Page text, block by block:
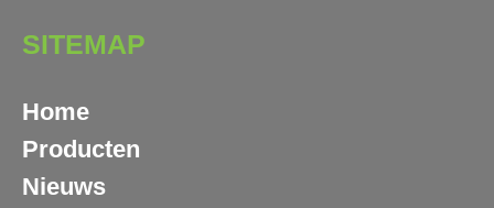
SITEMAP
Home
Producten
Nieuws